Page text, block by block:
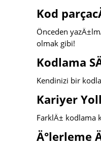
Kod
Önceden
olmak gibi!
Kodlama
Kendinizi bir
Kariyer
FarklÄ± kodlama
Ä°lerleme